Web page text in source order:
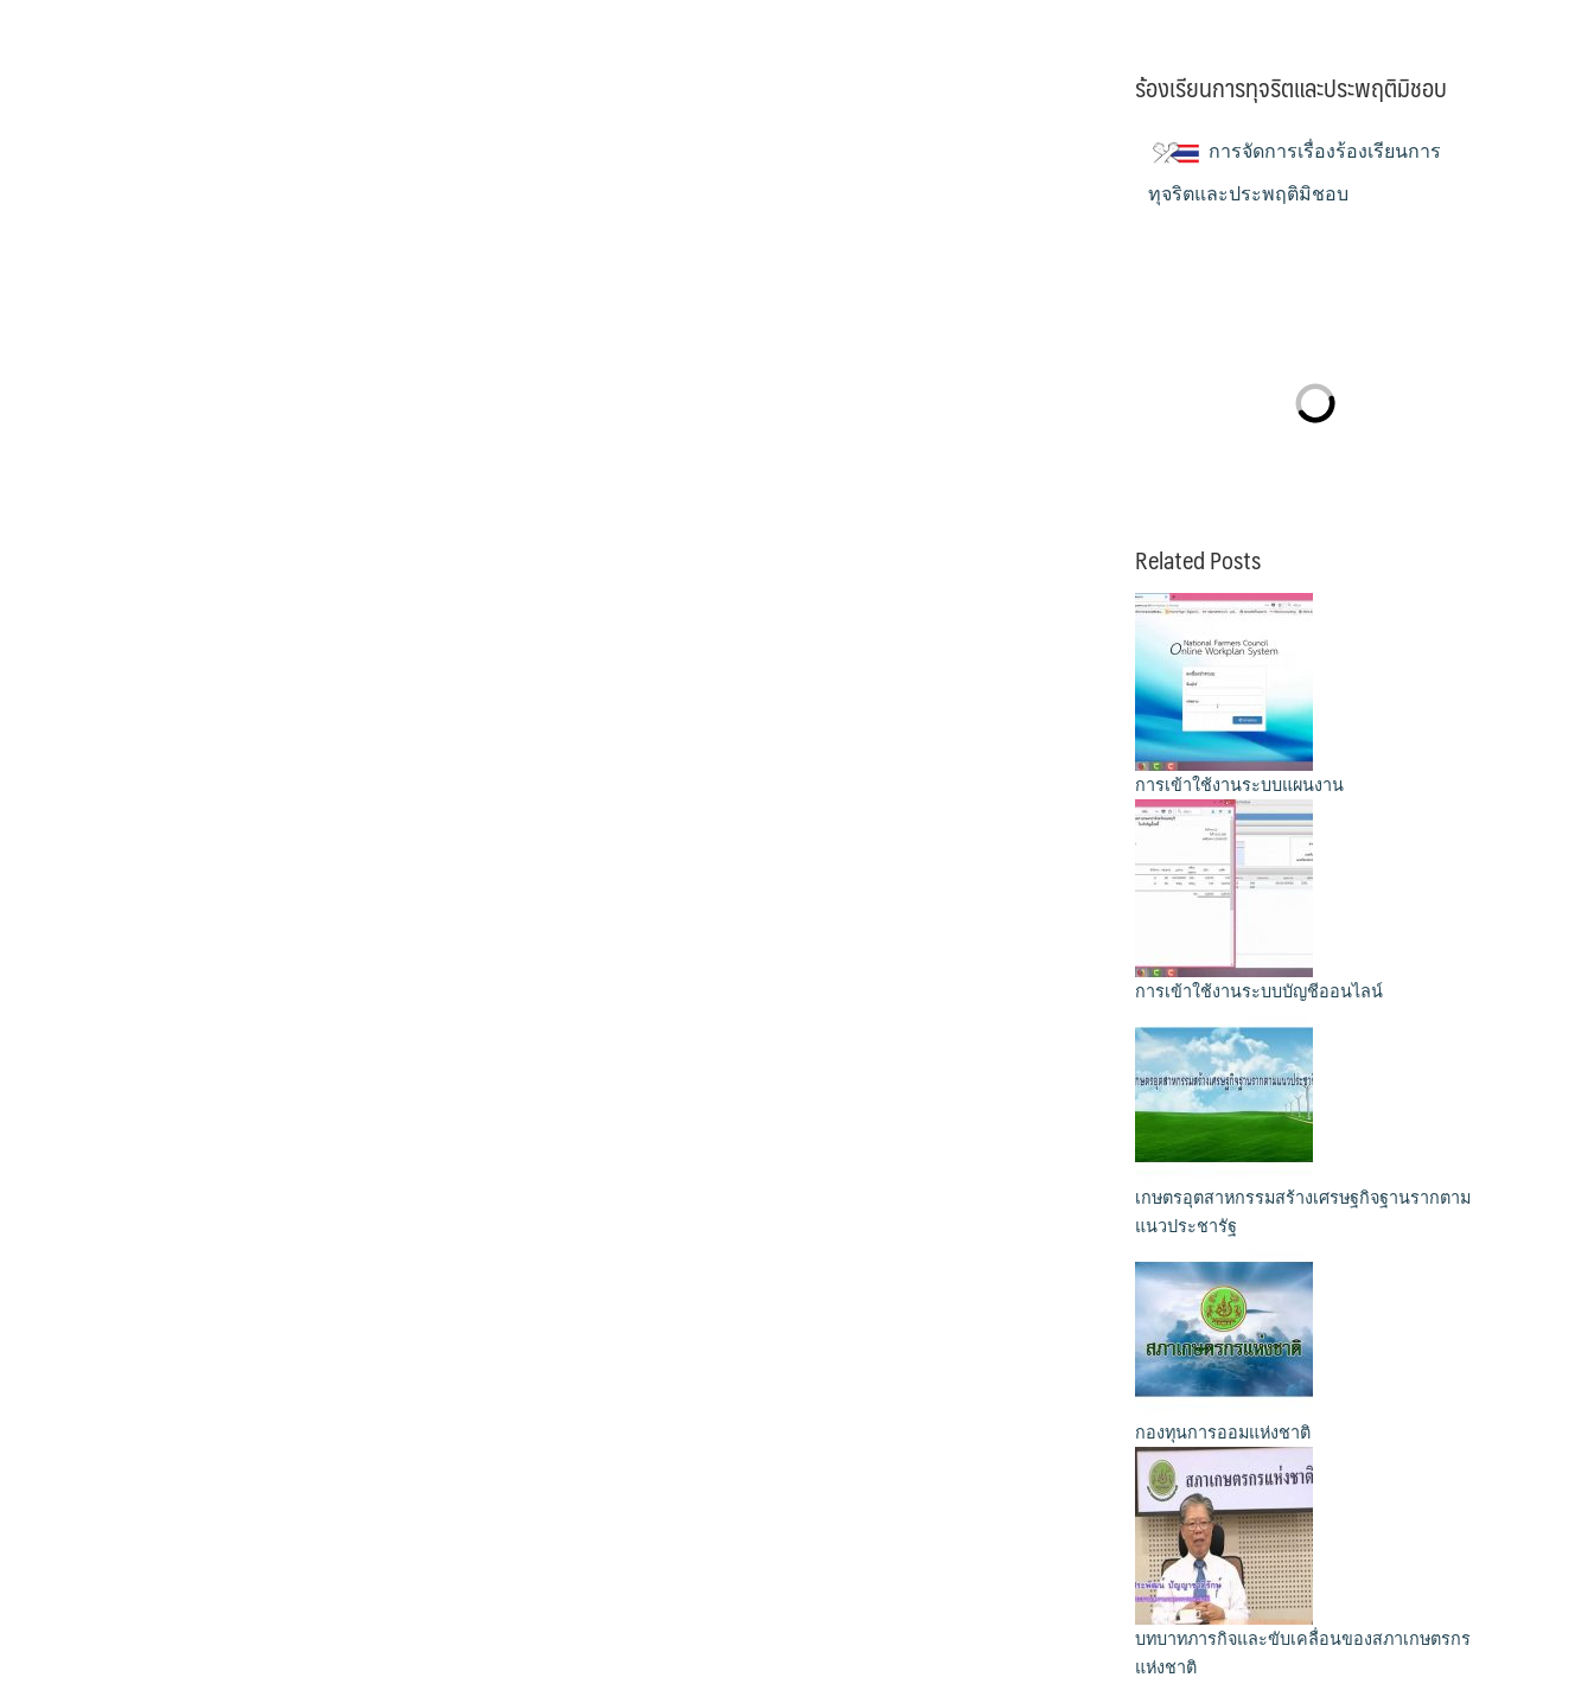
ร้องเรียนการทุจริตและประพฤติมิชอบ
การจัดการเรื่องร้องเรียนการ
ทุจริตและประพฤติมิชอบ
Related Posts
การเข้าใช้งานระบบแผนงาน
การเข้าใช้งานระบบบัญชีออนไลน์
เกษตรอุตสาหกรรมสร้างเศรษฐกิจฐานรากตาม
แนวประชารัฐ
กองทุนการออมแห่งชาติ
บทบาทภารกิจและขับเคลื่อนของสภาเกษตรกร
แห่งชาติ